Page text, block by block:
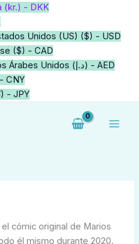
(kr.) - DKK
Unidos (US) ($) - USD
($) - CAD
Dirham Emiratos Árabes Unidos (د.إ) - AED
CNY
- JPY
el cómic original de Marios
él mismo durante 2020.